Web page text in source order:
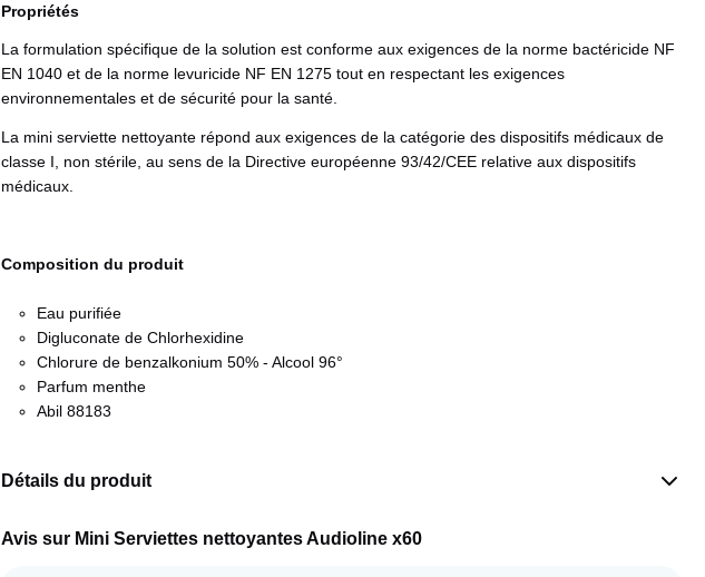
Propriétés
La formulation spécifique de la solution est conforme aux exigences de la norme bactéricide NF
EN 1040 et de la norme levuricide NF EN 1275 tout en respectant les exigences
environnementales et de sécurité pour la santé.
La mini serviette nettoyante répond aux exigences de la catégorie des dispositifs médicaux de
classe I, non stérile, au sens de la Directive européenne 93/42/CEE relative aux dispositifs
médicaux.
Composition du produit
Eau purifiée
Digluconate de Chlorhexidine
Chlorure de benzalkonium 50% ‐ Alcool 96°
Parfum menthe
Abil 88183
Détails du produit
Avis sur Mini Serviettes nettoyantes Audioline x60